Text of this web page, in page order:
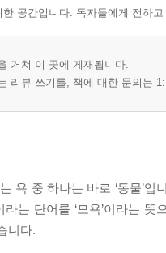
공간입니다. 독자들에게 전하
거쳐 이 곳에 게재됩니다.
리뷰 쓰기를, 책에 대한 문의는
욕 중 하나는 바로 ‘동물’
라는 단어를 ‘모욕’이라는
니다.